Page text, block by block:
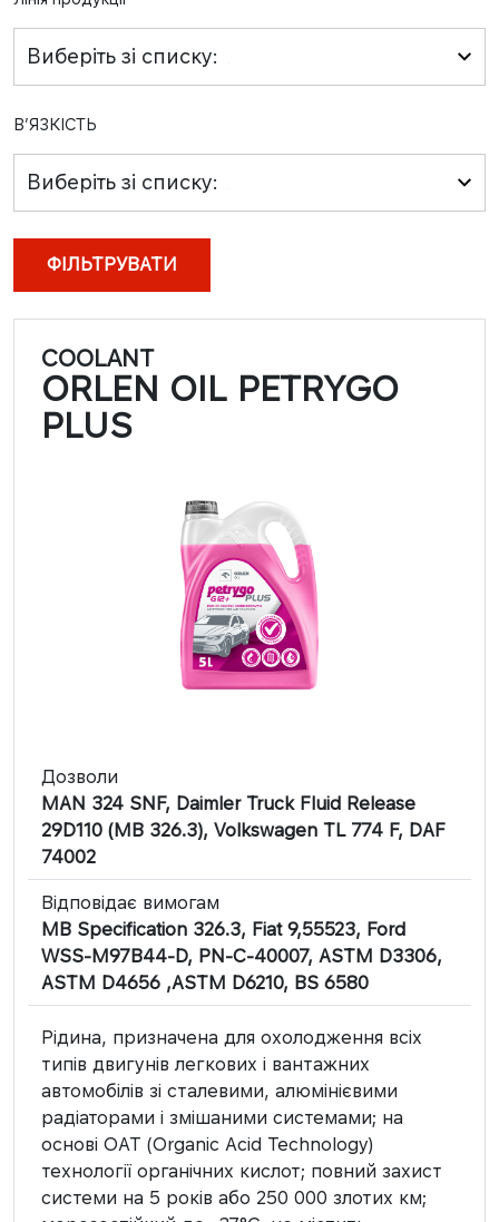
Виберіть зі списку:
В’ЯЗКІСТЬ
Виберіть зі списку:
ФІЛЬТРУВАТИ
COOLANT
ORLEN OIL PETRYGO
PLUS
Дозволи
MAN 324 SNF, Daimler Truck Fluid Release
29D110 (MB 326.3), Volkswagen TL 774 F, DAF
74002
Відповідає вимогам
MB Specification 326.3, Fiat 9,55523, Ford
WSS-M97B44-D, PN-C-40007, ASTM D3306,
ASTM D4656 ,ASTM D6210, BS 6580
Рідина, призначена для охолодження всіх
типів двигунів легкових і вантажних
автомобілів зі сталевими, алюмінієвими
радіаторами і змішаними системами; на
основі OAT (Organic Acid Technology)
технології органічних кислот; повний захист
системи на 5 років або 250 000 злотих км;